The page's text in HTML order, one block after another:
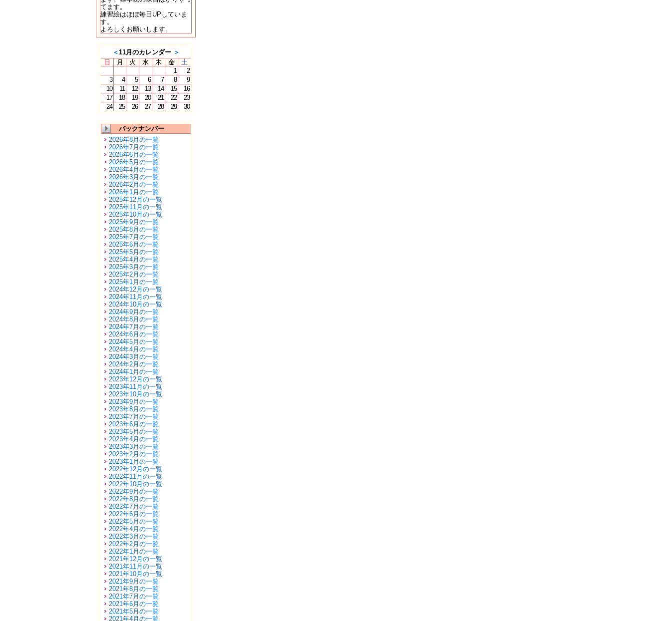
てます。
練習絵はほぼ毎日UPしていま
す。
よろしくお願いします。
＜11月のカレンダー ＞
日
月 火 水 木 金
土
1
2
3
4 5 6 7 8
9
10
11 12 13 14 15
16
17
18 19 20 21 22
23
24
25 26 27 28 29 30
バックナンバー
2026年8月の一覧
2026年7月の一覧
2026年6月の一覧
2026年5月の一覧
2026年4月の一覧
2026年3月の一覧
2026年2月の一覧
2026年1月の一覧
2025年12月の一覧
2025年11月の一覧
2025年10月の一覧
2025年9月の一覧
2025年8月の一覧
2025年7月の一覧
2025年6月の一覧
2025年5月の一覧
2025年4月の一覧
2025年3月の一覧
2025年2月の一覧
2025年1月の一覧
2024年12月の一覧
2024年11月の一覧
2024年10月の一覧
2024年9月の一覧
2024年8月の一覧
2024年7月の一覧
2024年6月の一覧
2024年5月の一覧
2024年4月の一覧
2024年3月の一覧
2024年2月の一覧
2024年1月の一覧
2023年12月の一覧
2023年11月の一覧
2023年10月の一覧
2023年9月の一覧
2023年8月の一覧
2023年7月の一覧
2023年6月の一覧
2023年5月の一覧
2023年4月の一覧
2023年3月の一覧
2023年2月の一覧
2023年1月の一覧
2022年12月の一覧
2022年11月の一覧
2022年10月の一覧
2022年9月の一覧
2022年8月の一覧
2022年7月の一覧
2022年6月の一覧
2022年5月の一覧
2022年4月の一覧
2022年3月の一覧
2022年2月の一覧
2022年1月の一覧
2021年12月の一覧
2021年11月の一覧
2021年10月の一覧
2021年9月の一覧
2021年8月の一覧
2021年7月の一覧
2021年6月の一覧
2021年5月の一覧
2021年4月の一覧